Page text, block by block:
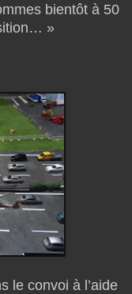
bientôt à 50
»
le convoi à l’aide